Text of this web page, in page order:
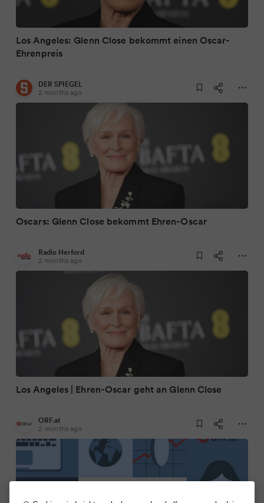
Los Angeles: Glenn Close bekommt einen Oscar-
Ehrenpreis
DER SPIEGEL
2 months ago
Oscars: Glenn Close bekommt Ehren-Oscar
Radio Herford
2 months ago
Los Angeles | Ehren-Oscar geht an Glenn Close
ORF.at
2 months ago